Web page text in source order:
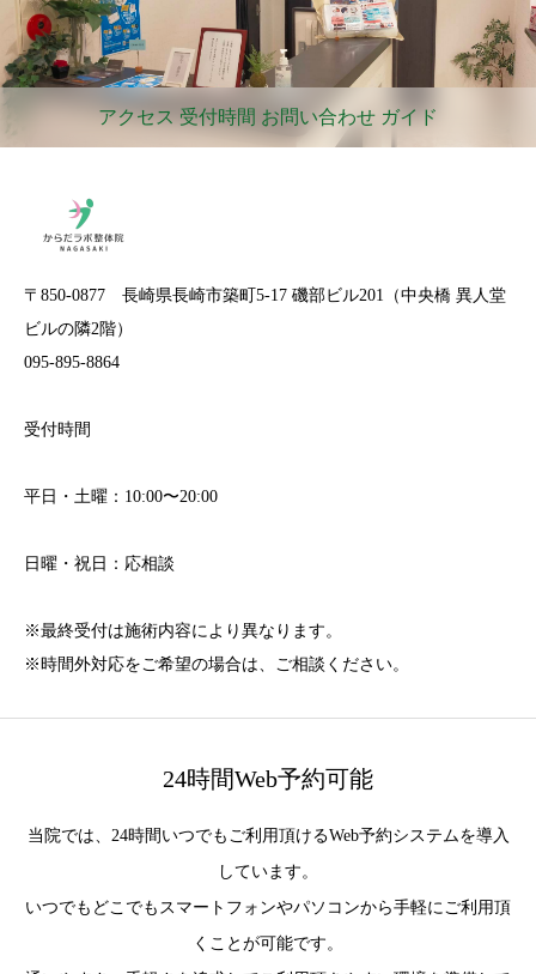
アクセス 受付時間 お問い合わせ ガイド
〒850-0877 長崎県長崎市築町5-17 磯部ビル201（中央橋 異人堂
ビルの隣2階）
095-895-8864
受付時間
平日・土曜：10:00〜20:00
日曜・祝日：応相談
※最終受付は施術内容により異なります。
※時間外対応をご希望の場合は、ご相談ください。
24時間Web予約可能
当院では、24時間いつでもご利用頂けるWeb予約システムを導入
しています。
いつでもどこでもスマートフォンやパソコンから手軽にご利用頂
くことが可能です。